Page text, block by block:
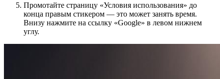
Промотайте страницу «Условия использования» до
конца правым стикером — это может занять время.
Внизу нажмите на ссылку «Google» в левом нижнем
углу.